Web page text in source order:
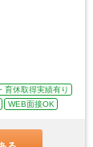
育休取得実績有り
WEB面接OK